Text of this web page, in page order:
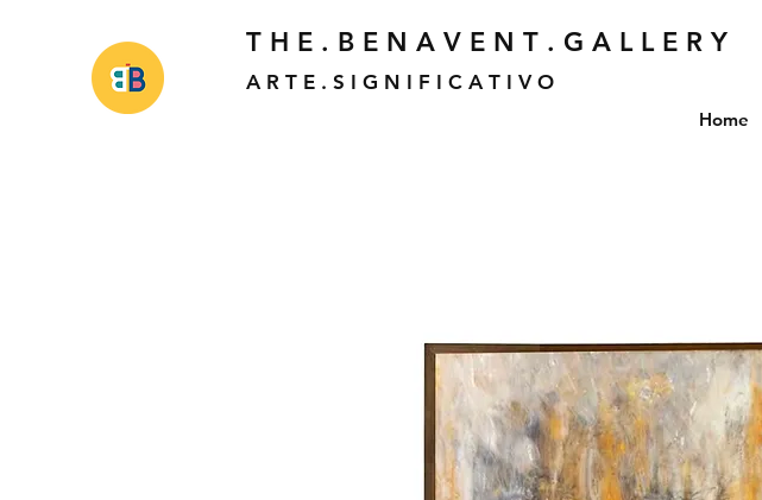
A R T E . S I G N I F I C A T I V O
T H E . B E N A V E N T . G A L L E R Y
Home